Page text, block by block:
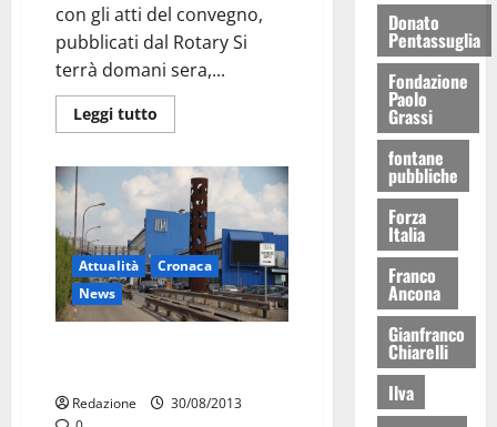
con gli atti del convegno,
pubblicati dal Rotary Si
terrà domani sera,...
Leggi tutto
Attualità
Cronaca
News
Redazione
30/08/2013
Donato
Pentassuglia
Fondazione
Paolo
Grassi
fontane
pubbliche
Forza
Italia
Franco
Ancona
Gianfranco
Chiarelli
Ilva